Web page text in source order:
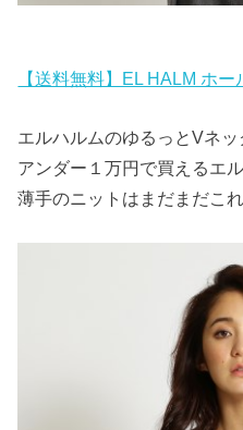
【送料無料】EL HALM ホ
エルハルムのゆるっとVネ
アンダー１万円で買えるエ
薄手のニットはまだまだこ